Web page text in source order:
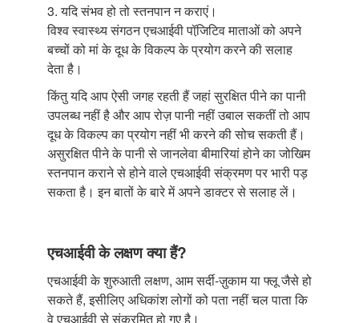
3. यदि संभव हो तो स्तनपान न कराएं।
विश्व स्वास्थ्य संगठन एचआईवी पॉजि़टिव माताओं को अपने
बच्चों को मां के दूध के विकल्प के प्रयोग करने की सलाह
देता है।
किंतु यदि आप ऐसी जगह रहती हैं जहां सुरक्षित पीने का पानी
उपलब्ध नहीं है और आप रोज़ पानी नहीं उबाल सकतीं तो आप
दूध के विकल्प का प्रयोग नहीं भी करने की सोच सकती हैं।
असुरक्षित पीने के पानी से जानलेवा बीमारियां होने का जोखिम
स्तनपान कराने से होने वाले एचआईवी संक्रमण पर भारी पड़
सकता है। इन बातों के बारे में अपने डाक्टर से सलाह लें।
एचआईवी के लक्षण क्या हैं?
एचआईवी के शुरुआती लक्षण, आम सर्दी-ज़ुकाम या फ्लू जैसे हो
सकते हैं, इसीलिए अधिकांश लोगों को पता नहीं चल पाता कि
वे एचआईवी से संक्रमित हो गए है।